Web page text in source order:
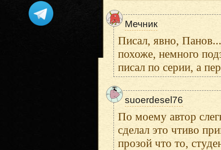
Мечник
Писал, явно,
похоже, немного
писал по серии, а
suoerdesel76
По моему автор
сделал это чтиво
прозой что то,